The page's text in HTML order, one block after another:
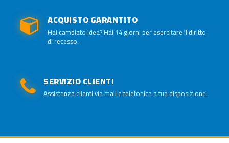
ACQUISTO GARANTITO
Hai cambiato idea? Hai 14 giorni per esercitare il diritto
di recesso.
SERVIZIO CLIENTI
Assistenza clienti via mail e telefonica a tua disposizione.